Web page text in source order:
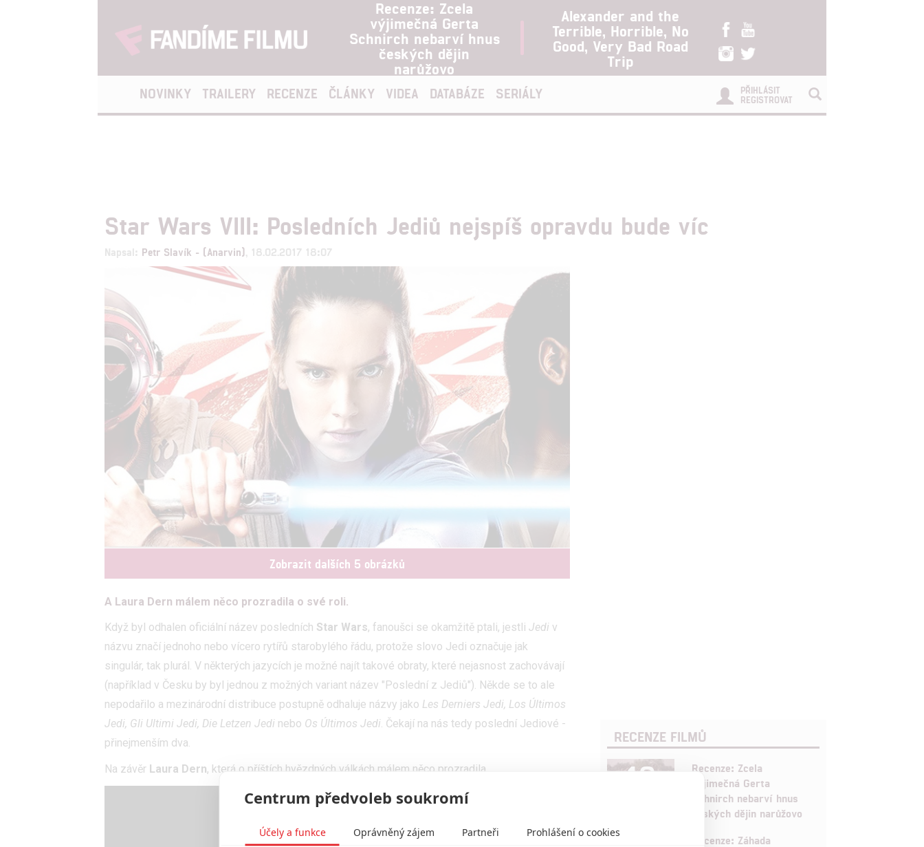
Recenze: Zcela
výjimečná Gerta
Schnirch nebarví hnus
českých dějin
narůžovo
Alexander and the
Terrible, Horrible, No
Good, Very Bad Road
Trip
NOVINKY TRAILERY RECENZE ČLÁNKY VIDEA DATABÁZE SERIÁLY
PŘIHLÁSIT
REGISTROVAT
Star Wars VIII: Posledních Jediů nejspíš opravdu bude víc
Napsal: Petr Slavík - (Anarvin) , 18.02.2017 18:07
Zobrazit dalších 5 obrázků
A Laura Dern málem něco prozradila o své roli.
Když byl odhalen oficiální název posledních Star Wars, fanoušci se okamžitě ptali, jestli Jedi v
názvu značí jednoho nebo vícero rytířů starobylého řádu, protože slovo Jedi označuje jak
singulár, tak plurál. V některých jazycích je možné najít takové obraty, které nejasnost zachovávají
(například v Česku by byl jednou z možných variant název "Poslední z Jediů"). Někde se to ale
nepodařilo a mezinárodní distribuce postupně odhaluje názvy jako Les Derniers Jedi, Los Últimos
Jedi, Gli Ultimi Jedi, Die Letzen Jedi nebo Os Últimos Jedi. Čekají na nás tedy poslední Jediové -
přinejmenším dva.
Na závěr Laura Dern, která o příštích hvězdných válkách málem něco prozradila.
RECENZE FILMŮ
10
Recenze: Zcela
výjimečná Gerta
Schnirch nebarví hnus
českých dějin narůžovo
Recenze: Záhada
Centrum předvoleb soukromí
Účely a funkce Oprávněný zájem Partneři Prohlášení o cookies